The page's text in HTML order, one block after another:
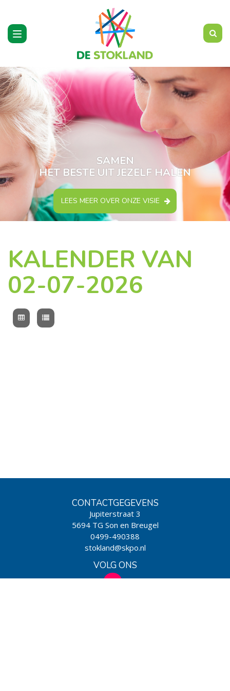
Toggle
navigation
SAMEN
HET BESTE UIT JEZELF HALEN
LEES MEER OVER ONZE VISIE
KALENDER VAN
02-07-2026
CONTACTGEGEVENS
Jupiterstraat 3
5694 TG Son en Breugel
0499-490388
stokland@skpo.nl
VOLG ONS